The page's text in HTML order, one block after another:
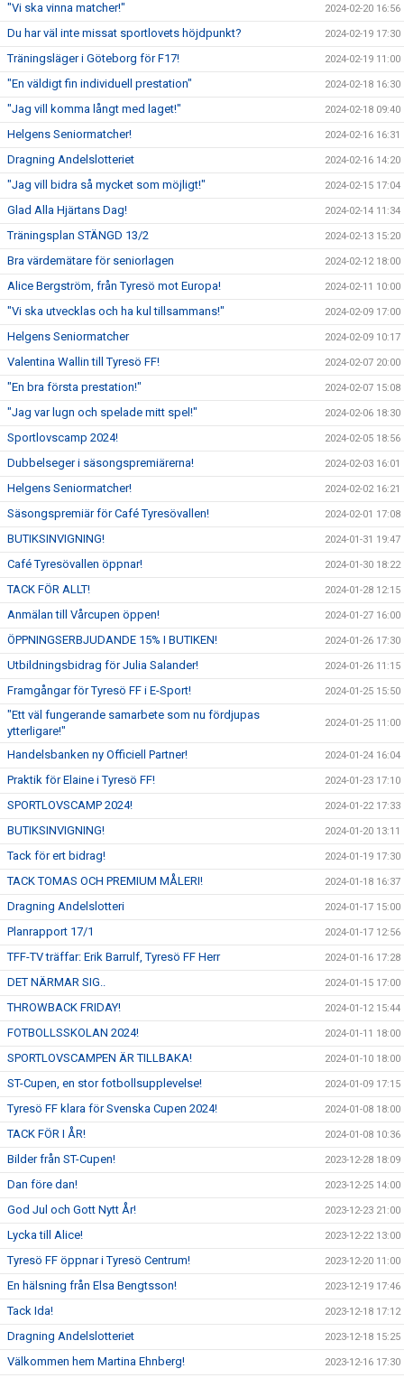
"Vi ska vinna matcher!" 2024-02-20 16:56
Du har väl inte missat sportlovets höjdpunkt? 2024-02-19 17:30
Träningsläger i Göteborg för F17! 2024-02-19 11:00
"En väldigt fin individuell prestation" 2024-02-18 16:30
"Jag vill komma långt med laget!" 2024-02-18 09:40
Helgens Seniormatcher! 2024-02-16 16:31
Dragning Andelslotteriet 2024-02-16 14:20
"Jag vill bidra så mycket som möjligt!" 2024-02-15 17:04
Glad Alla Hjärtans Dag! 2024-02-14 11:34
Träningsplan STÄNGD 13/2 2024-02-13 15:20
Bra värdemätare för seniorlagen 2024-02-12 18:00
Alice Bergström, från Tyresö mot Europa! 2024-02-11 10:00
"Vi ska utvecklas och ha kul tillsammans!" 2024-02-09 17:00
Helgens Seniormatcher 2024-02-09 10:17
Valentina Wallin till Tyresö FF! 2024-02-07 20:00
"En bra första prestation!" 2024-02-07 15:08
"Jag var lugn och spelade mitt spel!" 2024-02-06 18:30
Sportlovscamp 2024! 2024-02-05 18:56
Dubbelseger i säsongspremiärerna! 2024-02-03 16:01
Helgens Seniormatcher! 2024-02-02 16:21
Säsongspremiär för Café Tyresövallen! 2024-02-01 17:08
BUTIKSINVIGNING! 2024-01-31 19:47
Café Tyresövallen öppnar! 2024-01-30 18:22
TACK FÖR ALLT! 2024-01-28 12:15
Anmälan till Vårcupen öppen! 2024-01-27 16:00
ÖPPNINGSERBJUDANDE 15% I BUTIKEN! 2024-01-26 17:30
Utbildningsbidrag för Julia Salander! 2024-01-26 11:15
Framgångar för Tyresö FF i E-Sport! 2024-01-25 15:50
"Ett väl fungerande samarbete som nu fördjupas
ytterligare!"
2024-01-25 11:00
Handelsbanken ny Officiell Partner! 2024-01-24 16:04
Praktik för Elaine i Tyresö FF! 2024-01-23 17:10
SPORTLOVSCAMP 2024! 2024-01-22 17:33
BUTIKSINVIGNING! 2024-01-20 13:11
Tack för ert bidrag! 2024-01-19 17:30
TACK TOMAS OCH PREMIUM MÅLERI! 2024-01-18 16:37
Dragning Andelslotteri 2024-01-17 15:00
Planrapport 17/1 2024-01-17 12:56
TFF-TV träffar: Erik Barrulf, Tyresö FF Herr 2024-01-16 17:28
DET NÄRMAR SIG.. 2024-01-15 17:00
THROWBACK FRIDAY! 2024-01-12 15:44
FOTBOLLSSKOLAN 2024! 2024-01-11 18:00
SPORTLOVSCAMPEN ÄR TILLBAKA! 2024-01-10 18:00
ST-Cupen, en stor fotbollsupplevelse! 2024-01-09 17:15
Tyresö FF klara för Svenska Cupen 2024! 2024-01-08 18:00
TACK FÖR I ÅR! 2024-01-08 10:36
Bilder från ST-Cupen! 2023-12-28 18:09
Dan före dan! 2023-12-25 14:00
God Jul och Gott Nytt År! 2023-12-23 21:00
Lycka till Alice! 2023-12-22 13:00
Tyresö FF öppnar i Tyresö Centrum! 2023-12-20 11:00
En hälsning från Elsa Bengtsson! 2023-12-19 17:46
Tack Ida! 2023-12-18 17:12
Dragning Andelslotteriet 2023-12-18 15:25
Välkommen hem Martina Ehnberg! 2023-12-16 17:30